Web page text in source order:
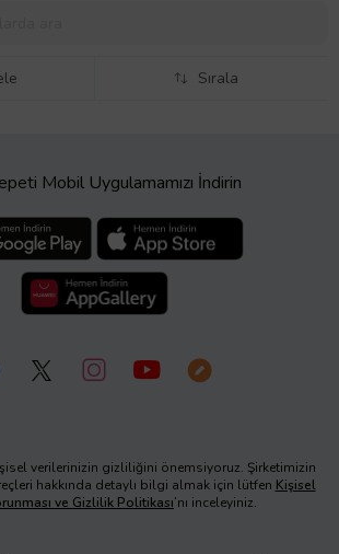
Sırala
Mobil Uygulamamızı İndirin
verilerinizin gizliliğini önemsiyoruz. Şirketimizin
hakkında detaylı bilgi almak için lütfen Kişisel
ve Gizlilik Politikası’nı inceleyiniz.